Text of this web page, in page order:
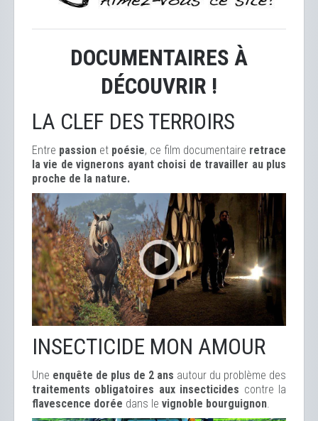
DOCUMENTAIRES À
DÉCOUVRIR !
LA CLEF DES TERROIRS
Entre passion et poésie, ce film documentaire retrace
la vie de vignerons ayant choisi de travailler au plus
proche de la nature.
INSECTICIDE MON AMOUR
Une enquête de plus de 2 ans autour du problème des
traitements obligatoires aux insecticides contre la
flavescence dorée dans le vignoble bourguignon.